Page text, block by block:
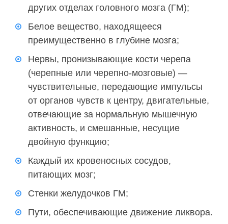
других отделах головного мозга (ГМ);
Белое вещество, находящееся
преимущественно в глубине мозга;
Нервы, пронизывающие кости черепа
(черепные или черепно-мозговые) —
чувствительные, передающие импульсы
от органов чувств к центру, двигательные,
отвечающие за нормальную мышечную
активность, и смешанные, несущие
двойную функцию;
Каждый их кровеносных сосудов,
питающих мозг;
Стенки желудочков ГМ;
Пути, обеспечивающие движение ликвора.